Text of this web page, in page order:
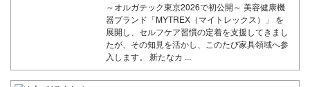
～オルガテック東京2026で初公開～ 美容健康機
器ブランド「MYTREX（マイトレックス）」 を
展開し、セルフケア習慣の定着を支援してきまし
たが、その知見を活かし、このたび家具領域へ参
入します。 新たなカ ...